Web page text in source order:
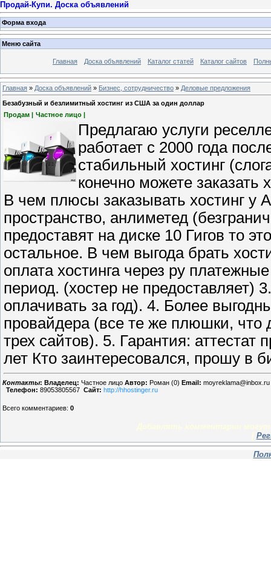
Продай-Купи. Доска объявлений
Форма входа
Меню сайта
Главная Доска объявлений Каталог статей Каталог сайтов
Главная » Доска объявлений » Бизнес, сотрудничество » Деловые предложения
Безабузный и безлимитный хостинг из США за один доллар
Продам | Частное лицо |
Предлагаю услуги
работает с 2000 года
стабильный хостинг
конечно можете заказать
В чем плюсы заказывать хостинг у
пространство, анлиметед
предоставят на диске 10 Гигов то
остальное. В чем выгода брать
оплата хостинга через ру
период. (хостер не предоставляет)
оплачивать за год). 4. Более
провайдера (все те же плюшки, что
трех сайтов). 5. Гарантия:
лет Кто заинтересовался, прошу в
Контакты: Владелец: Частное лицо Автор: Роман (0) Email: moyreklama@inbox.ru
Телефон: 89053805567 Сайт: http://hhostinger.ru
Всего комментариев: 0